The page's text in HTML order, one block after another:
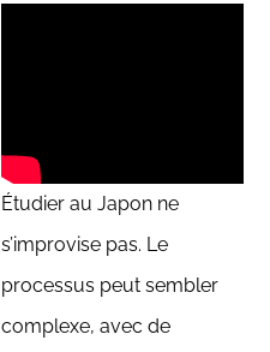
Étudier au Japon ne
s’improvise pas. Le
processus peut sembler
complexe, avec de